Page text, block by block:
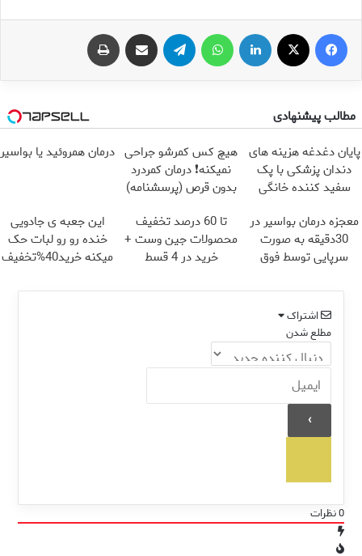
فیس بوک لینکدین تلگرام اشتراک گذاری از طریق ایمیل
مطالب پیشنهادی
پایان دغدغه هزینه های
دندان پزشکی با پک
سفید کننده خانگی
هیچ کس کمرشو جراحی
نمیکنه❗ درمان کمردرد
بدون قرص (پرسشنامه)
درمان همروئید یا بواسیر
معجزه درمان بواسیر در
30دقیقه به صورت
سرپایی توسط فوق
تا 60 درصد تخفیف
محصولات جین وست +
خرید در 4 قسط
این جعبه ی جادویی
خنده رو رو لبات حک
میکنه خرید40%تخفیف
اشتراک
مطلع شدن
0نظرات